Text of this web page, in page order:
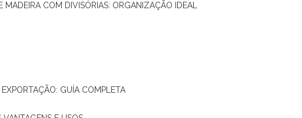
MADEIRA COM DIVISÓRIAS: ORGANIZAÇÃO IDEAL
EXPORTAÇÃO: GUÍA COMPLETA